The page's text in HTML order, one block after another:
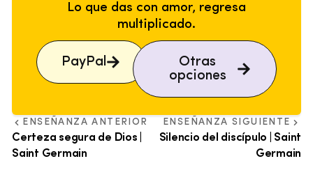
Lo que das con amor, regresa
multiplicado.
PayPal
Otras
opciones
ENSEÑANZA ANTERIOR
Certeza segura de Dios |
Saint Germain
ENSEÑANZA SIGUIENTE
Silencio del discípulo | Saint
Germain